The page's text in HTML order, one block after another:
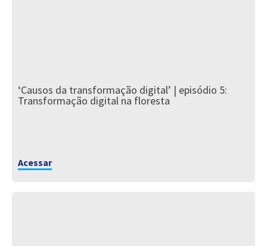
‘Causos da transformação digital’ | episódio 5:
Transformação digital na floresta
Acessar